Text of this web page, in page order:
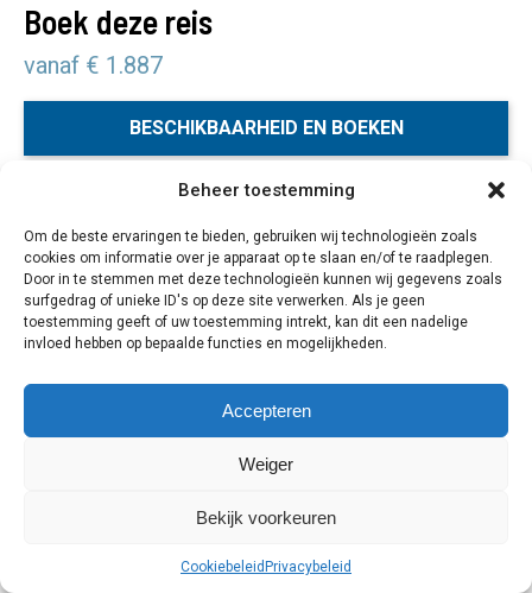
Beheer toestemming
Om de beste ervaringen te bieden, gebruiken wij technologieën zoals
cookies om informatie over je apparaat op te slaan en/of te raadplegen.
Door in te stemmen met deze technologieën kunnen wij gegevens zoals
surfgedrag of unieke ID's op deze site verwerken. Als je geen
toestemming geeft of uw toestemming intrekt, kan dit een nadelige
invloed hebben op bepaalde functies en mogelijkheden.
Accepteren
Weiger
Bekijk voorkeuren
Cookiebeleid Privacybeleid
Boek deze reis
vanaf € 1.887
BESCHIKBAARHEID EN BOEKEN
koningssteden van Sri Lanka en eindig de reis op één van
de eilanden van de Malediven.
14 dagen